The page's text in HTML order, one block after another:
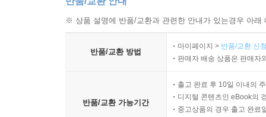
DAY 18 악보란 무엇인가? [예술] 154
기업의 컬러 마케팅 [사회] 156
반려 식물의 시대 [인문] 158
적금과 예금의 차이 [사회] 164
약과의 역사 [인문+사회] 166
※ 상품 설명에 반품/교환과 관련한 안내가 있는경우 아
반품/교환 방법
마이페이지 > 반품/교환 신
판매자 배송 상품은 판매자
반품/교환 가능기간
출고 완료 후 10일 이내의
디지털 콘텐츠인 eBook의
중고상품의 경우 출고 완료